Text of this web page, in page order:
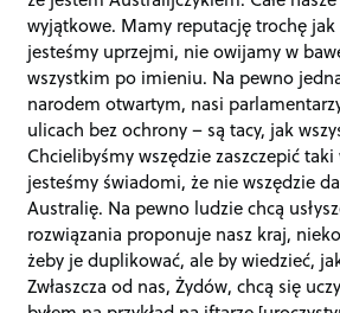
wyjątkowe. Mamy reputację trochę jak
jesteśmy uprzejmi, nie owijamy w
wszystkim po imieniu. Na pewno
narodem otwartym, nasi
ulicach bez ochrony – są tacy, jak
Chcielibyśmy wszędzie zaszczepić taki
jesteśmy świadomi, że nie wszędzie
Australię. Na pewno ludzie chcą
rozwiązania proponuje nasz kraj,
żeby je duplikować, ale by wiedzieć,
Zwłaszcza od nas, Żydów, chcą się